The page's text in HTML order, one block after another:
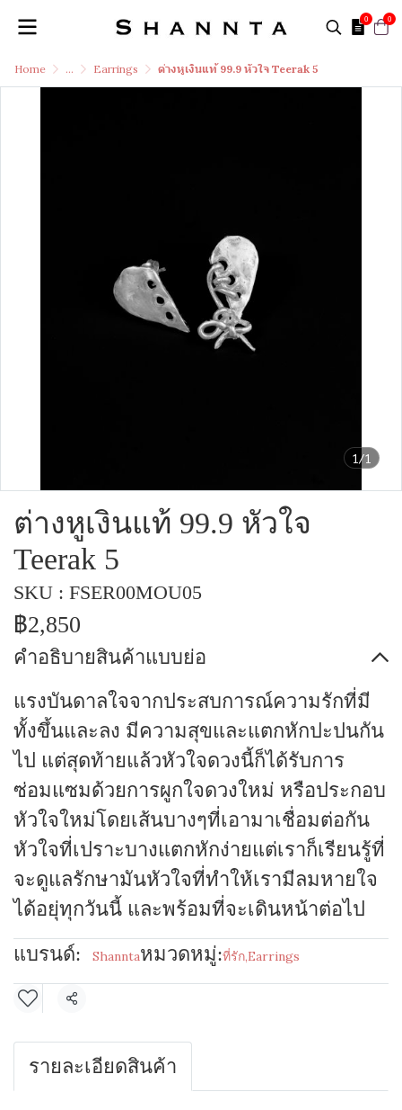
0 0
Home ... Earrings ต่างหูเงินแท้ 99.9 หัวใจ Teerak 5
1/1
ต่างหูเงินแท้ 99.9 หัวใจ
Teerak 5
SKU : FSER00MOU05
฿2,850
คำอธิบายสินค้าแบบย่อ
แรงบันดาลใจจากประสบการณ์ความรักที่มี
ทั้งขึ้นและลง มีความสุขและแตกหักปะปนกัน
ไป แต่สุดท้ายแล้วหัวใจดวงนี้ก็ได้รับการ
ซ่อมแซมด้วยการผูกใจดวงใหม่ หรือประกอบ
หัวใจใหม่โดยเส้นบางๆที่เอามาเชื่อมต่อกัน
หัวใจที่เปราะบางแตกหักง่ายแต่เราก็เรียนรู้ที่
จะดูแลรักษามันหัวใจที่ทำให้เรามีลมหายใจ
ได้อยุ่ทุกวันนี้ และพร้อมที่จะเดินหน้าต่อไป
แบรนด์:
Shanntaหมวดหมู่:ที่รัก,Earrings
แชร์
รายละเอียดสินค้า